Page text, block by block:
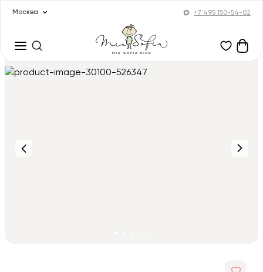
Москва +7 495 150-54-02